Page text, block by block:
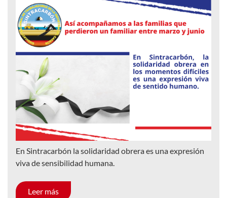
En Sintracarbón la solidaridad obrera es una expresión
viva de sensibilidad humana.
Leer más